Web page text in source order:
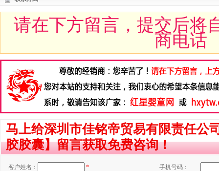
请在下方留言，提交后将
商电话
马上给深圳市佳铭帝贸易有限责任公
胶胶囊】留言获取免费咨询！
客户姓名： * 手机号码：